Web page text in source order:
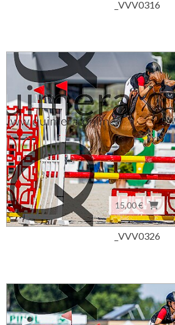
_VVV0316
15,00 €
_VVV0326